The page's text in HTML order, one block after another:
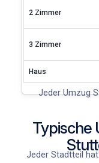
2 Zimmer
3 Zimmer
Haus
Jeder Umzug
Typische
Jeder Stadtteil